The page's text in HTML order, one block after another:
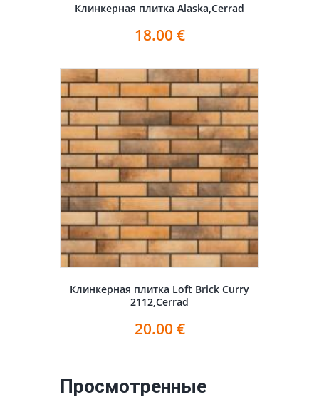
Клинкерная плитка Alaska,Cerrad
18.00 €
Клинкерная плитка Loft Brick Curry
2112,Cerrad
20.00 €
Просмотренные